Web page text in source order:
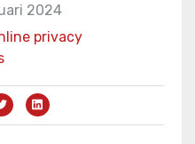
2024
privacy